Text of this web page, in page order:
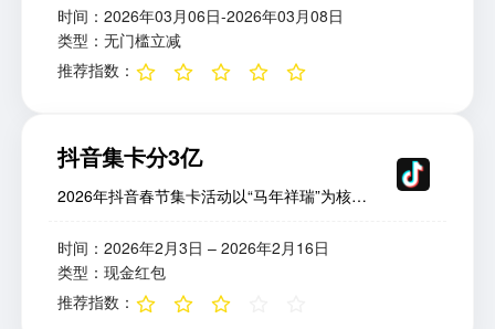
百货、点餐饮等。;
时间 ： 2026年03月06日-2026年03月08日
类型 ： 无门槛立减
推荐指数 ：
抖音集卡分3亿
2026年抖音春节集卡活动以“马年祥瑞”为核心
化任务、社交裂变与多端联动机制，打造了一
场全民参与的数字年俗盛宴。活动不仅延续了
往年“集卡瓜分现金”的经典模式，还新增语音
骏马、跃马攀峰、金马卡合成等玩法，奖池高
时间 ： 2026年2月3日 – 2026年2月16日
类型 ： 现金红包
推荐指数 ：